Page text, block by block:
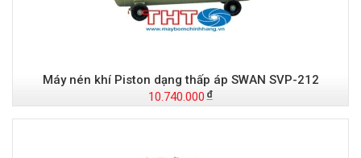
Máy nén khí Piston dạng thấp áp SWAN SVP-212
10.740.000